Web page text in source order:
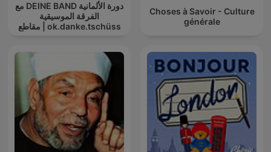
Choses à Savoir - Culture
générale
دورة الألمانية DEINE BAND مع
الفرقة الموسيقية
ok.danke.tschüss | مقاطع